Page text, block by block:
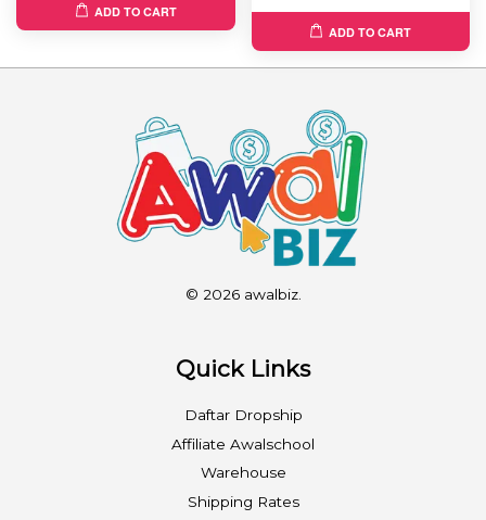
ADD TO CART
ADD TO CART
© 2026 awalbiz.
Quick Links
Daftar Dropship
Affiliate Awalschool
Warehouse
Shipping Rates